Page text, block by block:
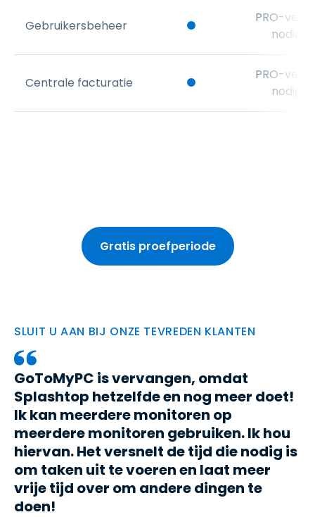
Gebruikersbeheer
PRO-
nodig
Centrale facturatie
PRO-
nodig
Gratis proefperiode
SLUIT U AAN BIJ ONZE TEVREDEN KLANTEN
GoToMyPC is vervangen, omdat
Splashtop hetzelfde en nog meer doet!
Ik kan meerdere monitoren op
meerdere monitoren gebruiken. Ik hou
hiervan. Het versnelt de tijd die nodig is
om taken uit te voeren en laat meer
vrije tijd over om andere dingen te
doen!